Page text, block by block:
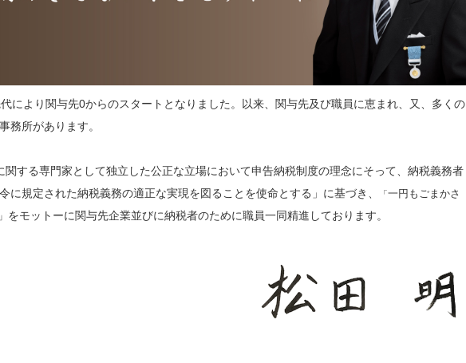
により関与先0からのスタートとなりました。以来、関与先及び職員に恵まれ、又、多くの
務所があります。
する専門家として独立した公正な立場において申告納税制度の理念にそって、納税義務者
に規定された納税義務の適正な実現を図ることを使命とする」に基づき、
「一円もごまかさ
をモットーに関与先企業並びに納税者のために職員一同精進しております。